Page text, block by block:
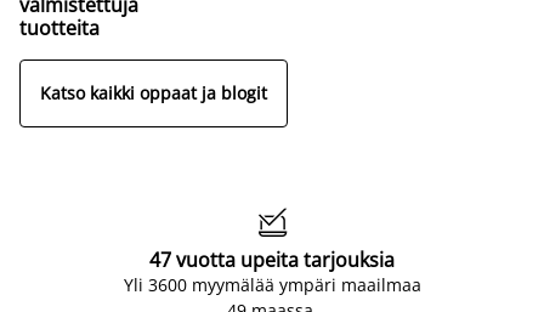
tuotteita
Katso kaikki oppaat ja blogit

47 vuotta upeita tarjouksia
Yli 3600 myymälää ympäri maailmaa